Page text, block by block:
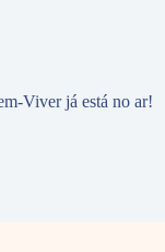
Viver já está no ar!